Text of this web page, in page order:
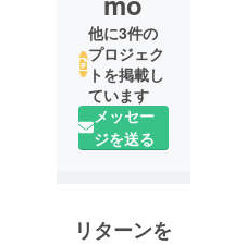
他に3件の
プロジェク
トを掲載し
ています
メッセー
ジを送る
リターンを